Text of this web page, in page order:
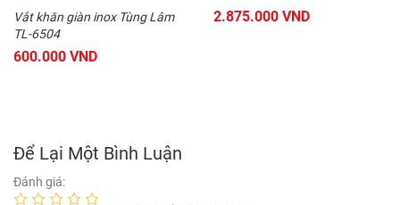
Vắt khăn giàn inox Tùng Lâm
TL-6504
600.000 VND
2.875.000 VND
Để Lại Một Bình Luận
Đánh giá: